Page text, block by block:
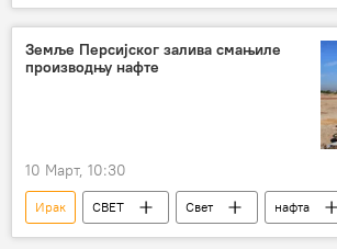
Свет – политика
НАТО Европа
Земље Персијског залива смањиле
производњу нафте
10 Март, 10:30
Ирак СВЕТ Свет
нафта
производња нафте
Кувајт